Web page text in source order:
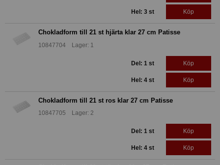
Hel: 3 st Köp
Chokladform till 21 st hjärta klar 27 cm Patisse
10847704 Lager: 1
Del: 1 st Köp
Hel: 4 st Köp
Chokladform till 21 st ros klar 27 cm Patisse
10847705 Lager: 2
Del: 1 st Köp
Hel: 4 st Köp